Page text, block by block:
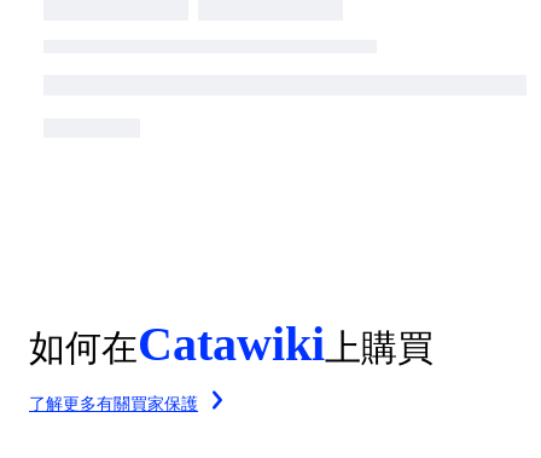
如何在Catawiki 上購買
了解更多有關買家保護